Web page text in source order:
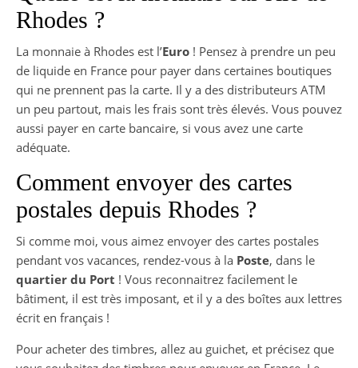
Rhodes ?
La monnaie à Rhodes est l’Euro ! Pensez à prendre un peu
de liquide en France pour payer dans certaines boutiques
qui ne prennent pas la carte. Il y a des distributeurs ATM
un peu partout, mais les frais sont très élevés. Vous pouvez
aussi payer en carte bancaire, si vous avez une carte
adéquate.
Comment envoyer des cartes
postales depuis Rhodes ?
Si comme moi, vous aimez envoyer des cartes postales
pendant vos vacances, rendez-vous à la Poste, dans le
quartier du Port ! Vous reconnaitrez facilement le
bâtiment, il est très imposant, et il y a des boîtes aux lettres
écrit en français !
Pour acheter des timbres, allez au guichet, et précisez que